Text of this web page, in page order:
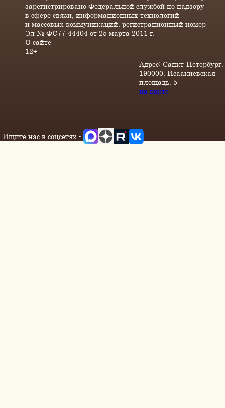
зарегистрировано Федеральной службой по надзору
в сфере связи, информационных технологий
и массовых коммуникаций, регистрационный номер
Эл № ФС77-44404 от 25 марта 2011 г.
О сайте
12+
Адрес: Санкт-Петербург,
190000, Исаакиевская
площадь, 5
на карте
Ищите нас в соцсетях -